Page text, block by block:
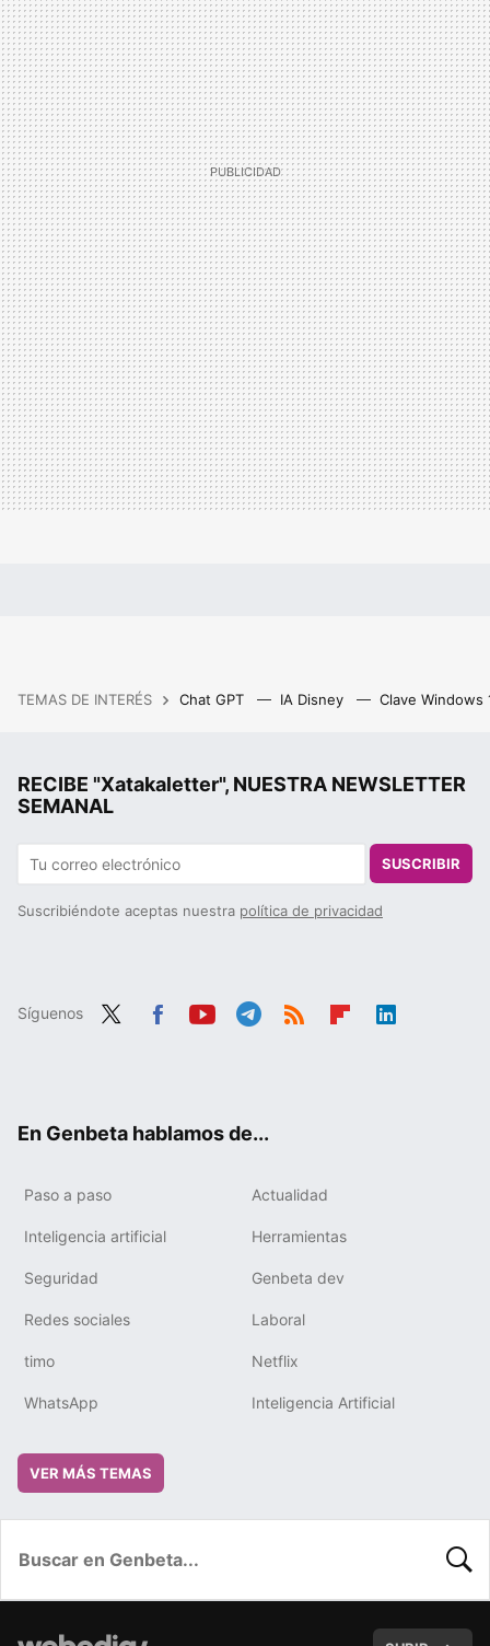
TEMAS DE INTERÉS Chat GPT IA Disney Clave Windows
RECIBE "Xatakaletter", NUESTRA NEWSLETTER
SEMANAL
SUSCRIBIR
Suscribiéndote aceptas nuestra política de privacidad
Síguenos
En Genbeta hablamos de...
Paso a paso Actualidad
Inteligencia artificial Herramientas
Seguridad Genbeta dev
Redes sociales Laboral
timo Netflix
WhatsApp Inteligencia Artificial
VER MÁS TEMAS